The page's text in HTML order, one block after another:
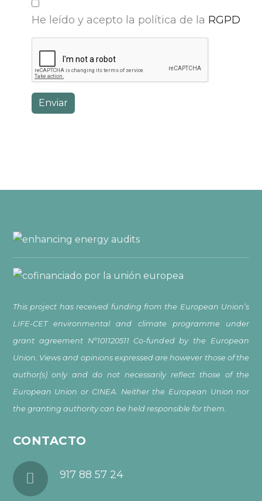
He leído y acepto la política de la RGPD
Enviar
This project has received funding from the European Union’s
LIFE-CET environmental and climate programme under
grant agreement N°101120511 Co-funded by the European
Union. Views and opinions expressed are however those of the
author(s) only and do not necessarily reflect those of the
European Union or CINEA. Neither the European Union nor
the granting authority can be held responsible for them.
CONTACTO
917 88 57 24